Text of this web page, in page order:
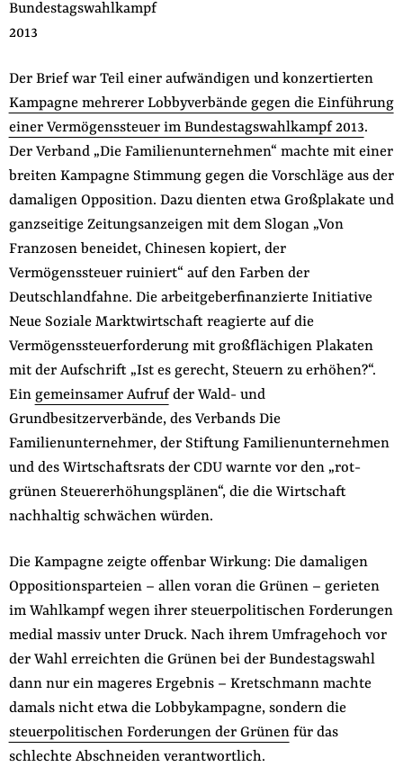
Bundestagswahlkampf
2013
Der Brief war Teil einer aufwändigen und konzertierten
Kampagne mehrerer Lobbyverbände gegen die Einführung
einer Vermögenssteuer im Bundestagswahlkampf 2013.
Der Verband „Die Familienunternehmen“ machte mit einer
breiten Kampagne Stimmung gegen die Vorschläge aus der
damaligen Opposition. Dazu dienten etwa Großplakate und
ganzseitige Zeitungsanzeigen mit dem Slogan „Von
Franzosen beneidet, Chinesen kopiert, der
Vermögenssteuer ruiniert“ auf den Farben der
Deutschlandfahne. Die arbeitgeberfinanzierte Initiative
Neue Soziale Marktwirtschaft reagierte auf die
Vermögenssteuerforderung mit großflächigen Plakaten
mit der Aufschrift „Ist es gerecht, Steuern zu erhöhen?“.
Ein gemeinsamer Aufrufder Wald- und
Grundbesitzerverbände, des Verbands Die
Familienunternehmer, der Stiftung Familienunternehmen
und des Wirtschaftsrats der CDU warnte vor den „rot-
grünen Steuererhöhungsplänen“, die die Wirtschaft
nachhaltig schwächen würden.
Die Kampagne zeigte offenbar Wirkung: Die damaligen
Oppositionsparteien – allen voran die Grünen – gerieten
im Wahlkampf wegen ihrer steuerpolitischen Forderungen
medial massiv unter Druck. Nach ihrem Umfragehoch vor
der Wahl erreichten die Grünen bei der Bundestagswahl
dann nur ein mageres Ergebnis – Kretschmann machte
damals nicht etwa die Lobbykampagne, sondern die
steuerpolitischen Forderungen der Grünenfür das
schlechte Abschneiden verantwortlich.